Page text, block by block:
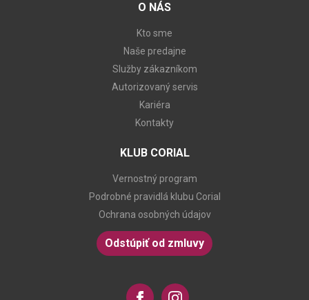
O NÁS
Kto sme
Naše predajne
Služby zákazníkom
Autorizovaný servis
Kariéra
Kontakty
KLUB CORIAL
Vernostný program
Podrobné pravidlá klubu Corial
Ochrana osobných údajov
Odstúpiť od zmluvy